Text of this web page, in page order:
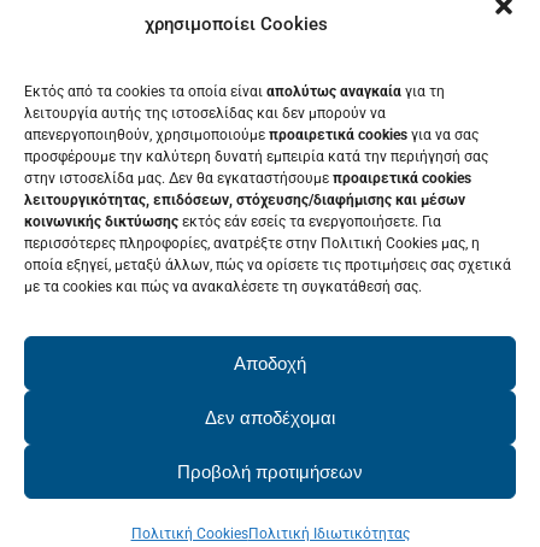
χρησιμοποίει Cookies
Εκτός από τα cookies τα οποία είναι απολύτως αναγκαία για τη
λειτουργία αυτής της ιστοσελίδας και δεν μπορούν να
απενεργοποιηθούν, χρησιμοποιούμε προαιρετικά cookies για να σας
προσφέρουμε την καλύτερη δυνατή εμπειρία κατά την περιήγησή σας
στην ιστοσελίδα μας. Δεν θα εγκαταστήσουμε προαιρετικά cookies
λειτουργικότητας, επιδόσεων, στόχευσης/διαφήμισης και μέσων
κοινωνικής δικτύωσης εκτός εάν εσείς τα ενεργοποιήσετε. Για
περισσότερες πληροφορίες, ανατρέξτε στην Πολιτική Cookies μας, η
οποία εξηγεί, μεταξύ άλλων, πώς να ορίσετε τις προτιμήσεις σας σχετικά
με τα cookies και πώς να ανακαλέσετε τη συγκατάθεσή σας.
Αποδοχή
Δεν αποδέχομαι
Προβολή προτιμήσεων
Πολιτική CookiesΠολιτική Ιδιωτικότητας
ΕΘΕΛΟΝΤΉΣ
ΤΑ ΝΈΑ ΜΑΣ
ΕΠΙΚΟΙΝΩΝΊΑ
ΕΚΔΗΛΩΣΕΙΣ
2026
© Copyright 2022 - 2026 | PatrasIQ